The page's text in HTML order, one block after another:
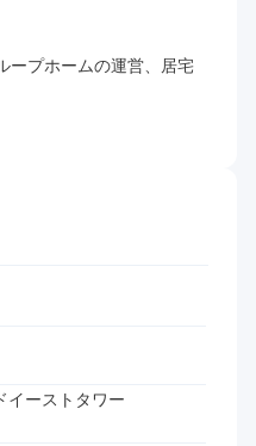
ープホームの運営、居宅
イーストタワー